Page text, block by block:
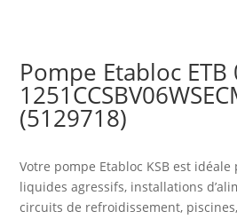
Pompe Etabloc ETB
(5129718)
Votre pompe Etabloc KSB est
liquides agressifs, installations
circuits de refroidissement,